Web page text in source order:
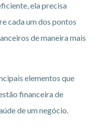
ela precisa
cada um dos pontos
de maneira mais
elementos que
financeira de
de um negócio.